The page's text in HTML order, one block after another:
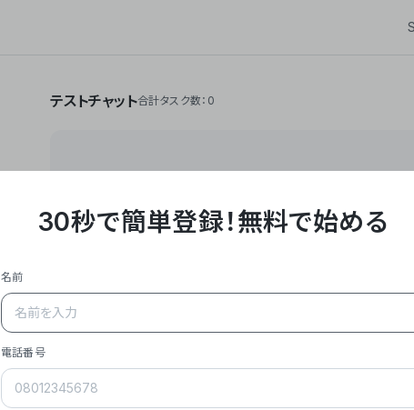
テストチャット合計タスク数：0
**Yoom株式会社は、ビジネスオートメーションSaaS
API・RPA・OCRなどの技術をノーコードで組み合わ
作業やデスクワークを自動化するサービスを提供し
- **主力プロダクト「Yoom」**: SaaS連携データベ
メール対応、請求書処理、日報作成などの業務を
- **実績**: 国内利用社数20,000社超、直近成長
- **強み**: すべての自動化技術を1プラットフォー
30秒で簡単登録！無料で始める
名前
電話番号